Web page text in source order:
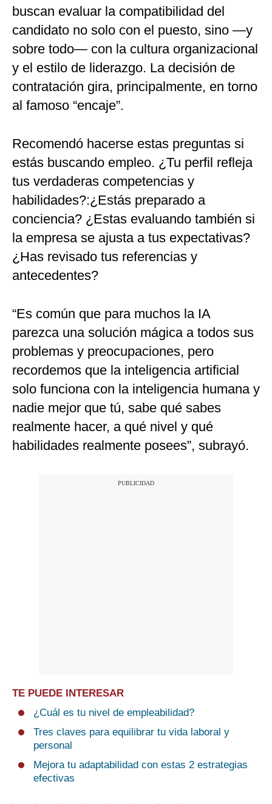
buscan evaluar la compatibilidad del
candidato no solo con el puesto, sino —y
sobre todo— con la cultura organizacional
y el estilo de liderazgo. La decisión de
contratación gira, principalmente, en torno
al famoso “encaje”.
Recomendó hacerse estas preguntas si
estás buscando empleo. ¿Tu perfil refleja
tus verdaderas competencias y
habilidades?:¿Estás preparado a
conciencia? ¿Estas evaluando también si
la empresa se ajusta a tus expectativas?
¿Has revisado tus referencias y
antecedentes?
“Es común que para muchos la IA
parezca una solución mágica a todos sus
problemas y preocupaciones, pero
recordemos que la inteligencia artificial
solo funciona con la inteligencia humana y
nadie mejor que tú, sabe qué sabes
realmente hacer, a qué nivel y qué
habilidades realmente posees”, subrayó.
TE PUEDE INTERESAR
¿Cuál es tu nivel de empleabilidad?
Tres claves para equilibrar tu vida laboral y
personal
Mejora tu adaptabilidad con estas 2 estrategias
efectivas